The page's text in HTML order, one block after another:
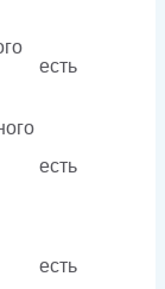
есть
есть
есть